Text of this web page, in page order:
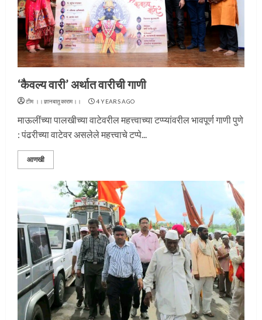
‘कैवल्य वारी’ अर्थात वारीची गाणी
टीम ।।ज्ञानबातुकाराम।। 4 YEARS AGO
माऊलींच्या पालखीच्या वाटेवरील महत्त्वाच्या टप्प्यांवरील भावपूर्ण गाणी पुणे
: पंढरीच्या वाटेवर असलेले महत्त्वाचे टप्पे...
आणखी